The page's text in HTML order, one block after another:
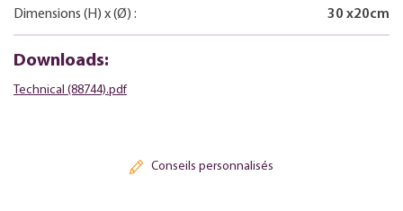
Dimensions (H) x(Ø) : 30 x20cm
Downloads:
Technical (88744).pdf
Conseils personnalisés